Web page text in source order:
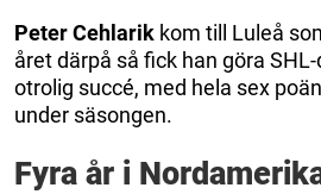
PeterCehlarik kom till Luleå
året därpå så fick han göra
otrolig succé, med hela sex
under säsongen.
Fyra år i